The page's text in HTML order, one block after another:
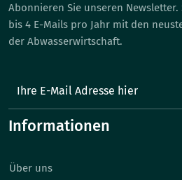
Abonnieren Sie unseren Newsletter.
bis 4 E-Mails pro Jahr mit den
der Abwasserwirtschaft.
Informationen
Über uns